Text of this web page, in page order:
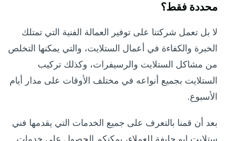
محددة فقط؟
لا بل تعمل شركتنا على توفير العمالة الفنية التي تمتلك
الخبرة والكفاءة في أعمال الستلايت، والتي يمكنها التخلص
من مشاكل الستلايت والرسيفرات، وكذلك تركيب
الستلايت بجميع أنواعه في مختلف الأوقات على مدار أيام
الأسبوع.
بعد أن قمنا بالتعرف على جميع الخدمات التي يقدمها فني
ستلايت ابو حليفة للعملاء، يمكنكم الحصول على خدمات